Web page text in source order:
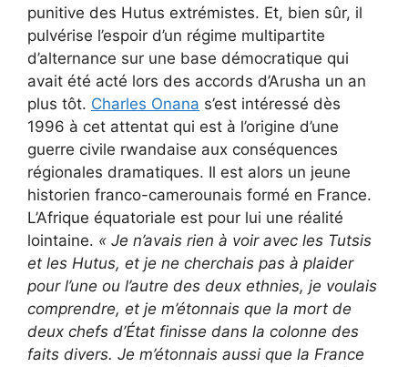
punitive des Hutus extrémistes. Et, bien sûr, il
pulvérise l’espoir d’un régime multipartite
d’alternance sur une base démocratique qui
avait été acté lors des accords d’Arusha un an
plus tôt. Charles Onana s’est intéressé dès
1996 à cet attentat qui est à l’origine d’une
guerre civile rwandaise aux conséquences
régionales dramatiques. Il est alors un jeune
historien franco-camerounais formé en France.
L’Afrique équatoriale est pour lui une réalité
lointaine. « Je n’avais rien à voir avec les Tutsis
et les Hutus, et je ne cherchais pas à plaider
pour l’une ou l’autre des deux ethnies, je voulais
comprendre, et je m’étonnais que la mort de
deux chefs d’État finisse dans la colonne des
faits divers. Je m’étonnais aussi que la France